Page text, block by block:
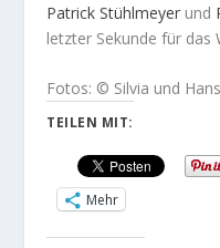
Patrick Stühlmeyer und
letzter Sekunde für das
Fotos: © Silvia und
TEILEN MIT:
Mehr